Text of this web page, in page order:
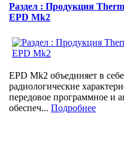
Раздел : Продукция
EPD Mk2
EPD Mk2 объединяет в
радиологические
передовое программное и
обеспеч... Подробнее